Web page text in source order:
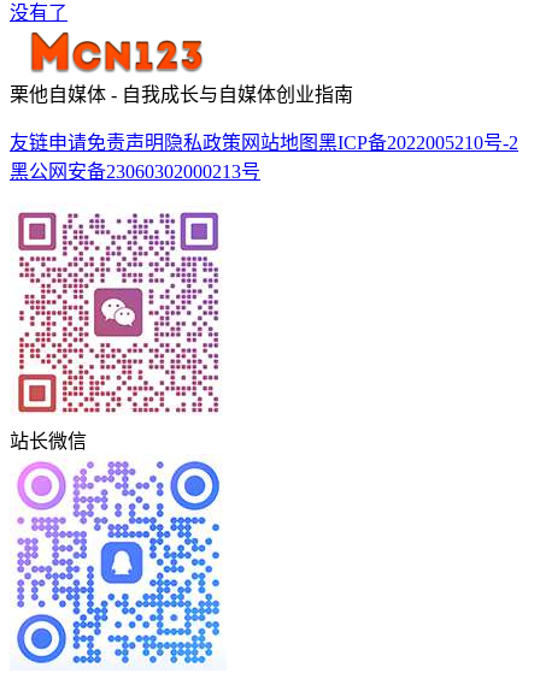
没有了
栗他自媒体 - 自我成长与自媒体创业指南
友链申请免责声明 隐私政策 网站地图黑ICP备2022005210号-2
黑公网安备23060302000213号
站长微信